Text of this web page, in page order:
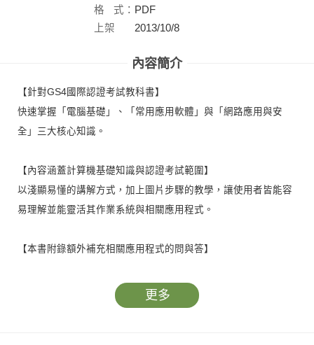
格
式： PDF
上架
2013/10/8
內容簡介
【針對GS4國際認證考試教科書】
快速掌握「電腦基礎」、「常用應用軟體」與「網路應用與安
全」三大核心知識。
【內容涵蓋計算機基礎知識與認證考試範圍】
以淺顯易懂的講解方式，加上圖片步驟的教學，讓使用者皆能容
易理解並能靈活其作業系統與相關應用程式。
【本書附錄額外補充相關應用程式的問與答】
證考試關鍵，增加臨場實務經驗，並能順利考取GS4證照。
更多